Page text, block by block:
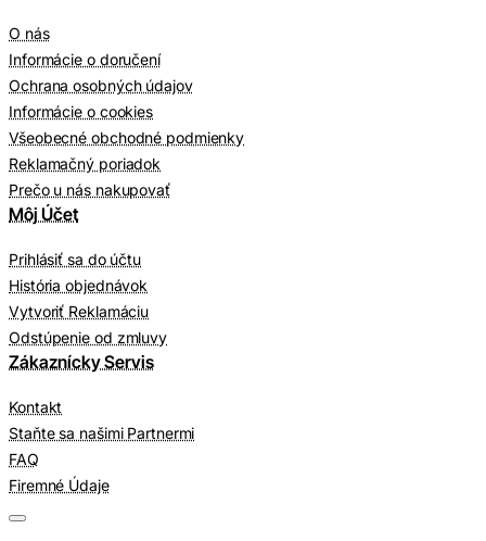
O nás
Informácie o doručení
Ochrana osobných údajov
Informácie o cookies
Všeobecné obchodné podmienky
Reklamačný poriadok
Prečo u nás nakupovať
Môj Účet
Prihlásiť sa do účtu
História objednávok
Vytvoriť Reklamáciu
Odstúpenie od zmluvy
Zákaznícky Servis
Kontakt
Staňte sa našimi Partnermi
FAQ
Firemné Údaje